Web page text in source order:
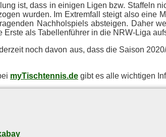
ist, dass in ei­ni­gen Li­gen bzw. Staf­feln
wur­den. Im Ex­trem­fall steigt also eine
Nach­hol­spiels ab­stei­gen. Da­her
Ers­te als Ta­bel­len­füh­rer in die NRW-Liga
noch da­von aus, dass die Sai­son
myTischtennis.de gibt es alle wich­ti­gen